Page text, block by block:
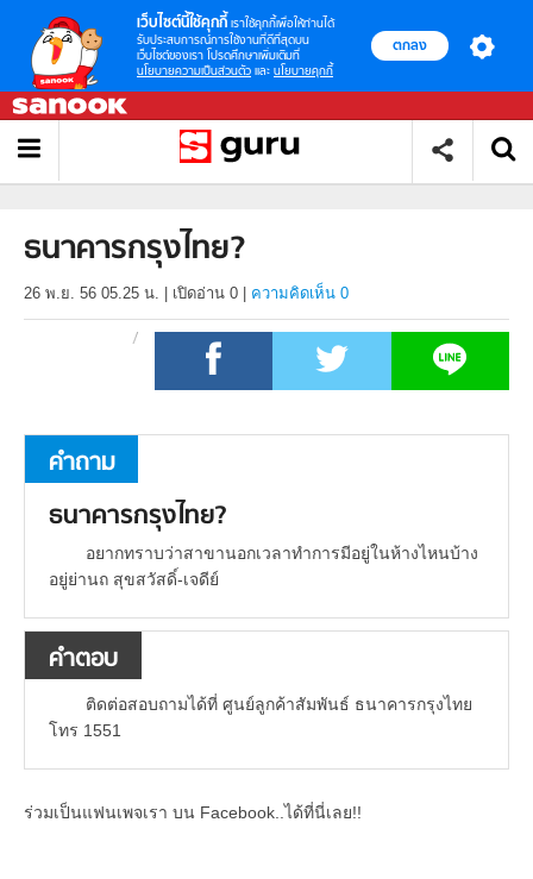
เว็บไซต์นี้ใช้คุกกี้ เราใช้คุกกี้เพื่อให้ท่านได้
รับประสบการณ์การใช้งานที่ดีที่สุดบน
เว็บไซต์ของเรา โปรดศึกษาเพิ่มเติมที่
นโยบายความเป็นส่วนตัว และ นโยบายคุกกี้
ตกลง
ธนาคารกรุงไทย?
26 พ.ย. 56 05.25 น. เปิดอ่าน 0 ความคิดเห็น 0
คำถาม
ธนาคารกรุงไทย?
อยากทราบว่าสาขานอกเวลาทำการมีอยู่ในห้างไหนบ้าง
อยู่ย่านถ สุขสวัสดิ์-เจดีย์
คำตอบ
ติดต่อสอบถามได้ที่ ศูนย์ลูกค้าสัมพันธ์ ธนาคารกรุงไทย
โทร 1551
ร่วมเป็นแฟนเพจเรา บน Facebook..ได้ที่นี่เลย!!